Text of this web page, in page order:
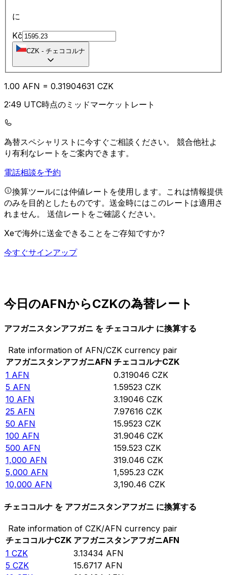
に
Kč
CZK - チェココルナ
1.00 AFN = 0.31904631 CZK
2:49 UTC時点のミッドマーケットレート
為替スペシャリストに今すぐご相談ください。 競合他社よ
り有利なレートをご案内できます。
電話相談を予約
換算ツールには仲値レートを使用します。これは情報提供
のみを目的としたものです。送金時にはこのレートは適用さ
れません。 送信レートをご確認ください。
Xeで海外に送金できることをご存知ですか?
今すぐサインアップ
今日のAFNからCZKの為替レート
アフガニスタンアフガニ を チェココルナ に換算する
Rate information of AFN/CZK currency pair
アフガニスタンアフガニAFN チェココルナCZK
1 AFN 0.319046 CZK
5 AFN 1.59523 CZK
10 AFN 3.19046 CZK
25 AFN 7.97616 CZK
50 AFN 15.9523 CZK
100 AFN 31.9046 CZK
500 AFN 159.523 CZK
1,000 AFN 319.046 CZK
5,000 AFN 1,595.23 CZK
10,000 AFN 3,190.46 CZK
チェココルナ を アフガニスタンアフガニ に換算する
Rate information of CZK/AFN currency pair
チェココルナCZK アフガニスタンアフガニAFN
1 CZK 3.13434 AFN
5 CZK 15.6717 AFN